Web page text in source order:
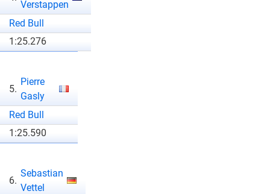
Verstappen
Red Bull
1:25.276
5.
Pierre
Gasly
Red Bull
1:25.590
6.
Sebastian
Vettel